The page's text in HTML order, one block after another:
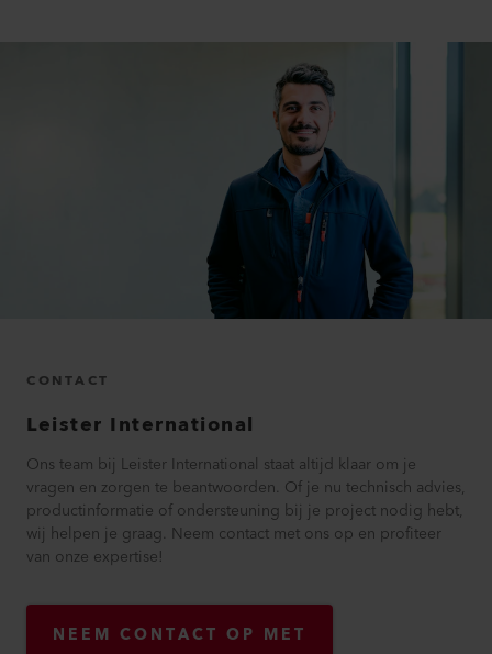
CONTACT
Leister International
Ons team bij Leister International staat altijd klaar om je
vragen en zorgen te beantwoorden. Of je nu technisch advies,
productinformatie of ondersteuning bij je project nodig hebt,
wij helpen je graag. Neem contact met ons op en profiteer
van onze expertise!
NEEM CONTACT OP MET